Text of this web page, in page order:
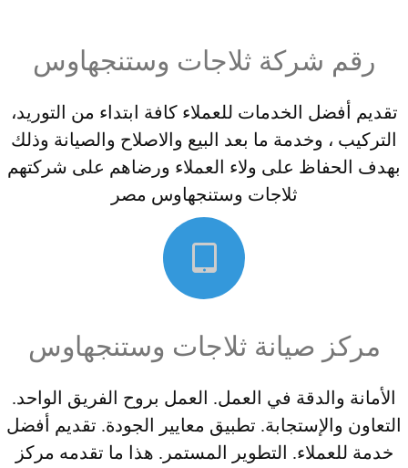
رقم شركة ثلاجات وستنجهاوس
تقديم أفضل الخدمات للعملاء كافة ابتداء من التوريد،
التركيب ، وخدمة ما بعد البيع والاصلاح والصيانة وذلك
بهدف الحفاظ على ولاء العملاء ورضاهم على شركتهم
ثلاجات وستنجهاوس مصر
مركز صيانة ثلاجات وستنجهاوس
الأمانة والدقة في العمل. العمل بروح الفريق الواحد.
التعاون والإستجابة. تطبيق معايير الجودة. تقديم أفضل
خدمة للعملاء. التطوير المستمر. هذا ما تقدمه مركز